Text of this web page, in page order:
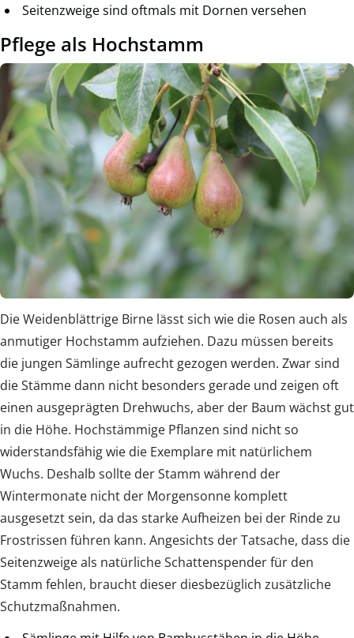
Seitenzweige sind oftmals mit Dornen versehen
Pflege als Hochstamm
Die Weidenblättrige Birne lässt sich wie die Rosen auch als
anmutiger Hochstamm aufziehen. Dazu müssen bereits
die jungen Sämlinge aufrecht gezogen werden. Zwar sind
die Stämme dann nicht besonders gerade und zeigen oft
einen ausgeprägten Drehwuchs, aber der Baum wächst gut
in die Höhe. Hochstämmige Pflanzen sind nicht so
widerstandsfähig wie die Exemplare mit natürlichem
Wuchs. Deshalb sollte der Stamm während der
Wintermonate nicht der Morgensonne komplett
ausgesetzt sein, da das starke Aufheizen bei der Rinde zu
Frostrissen führen kann. Angesichts der Tatsache, dass die
Seitenzweige als natürliche Schattenspender für den
Stamm fehlen, braucht dieser diesbezüglich zusätzliche
Schutzmaßnahmen.